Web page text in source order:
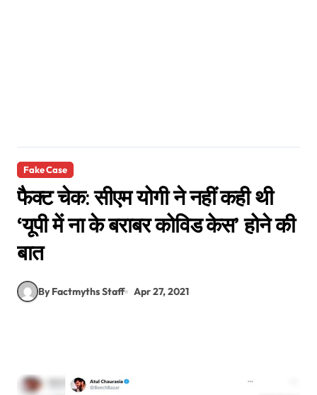
Fake Case
फैक्ट चेक: सीएम योगी ने नहीं कही थी
‘यूपी में ना के बराबर कोविड केस’ होने की
बात
By Factmyths Staff Apr 27, 2021